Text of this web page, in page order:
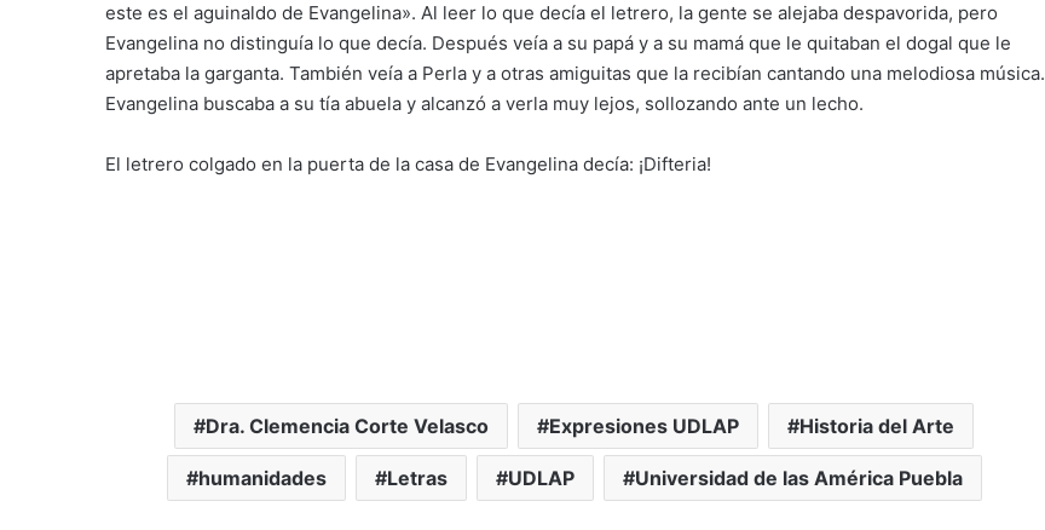
este es el aguinaldo de Evangelina». Al leer lo que decía el letrero, la gente se alejaba despavorida, pero
Evangelina no distinguía lo que decía. Después veía a su papá y a su mamá que le quitaban el dogal que le
apretaba la garganta. También veía a Perla y a otras amiguitas que la recibían cantando una melodiosa música.
Evangelina buscaba a su tía abuela y alcanzó a verla muy lejos, sollozando ante un lecho.
El letrero colgado en la puerta de la casa de Evangelina decía: ¡Difteria!
Dra. Clemencia Corte Velasco Expresiones UDLAP Historia del Arte
humanidades Letras UDLAP Universidad de las América Puebla